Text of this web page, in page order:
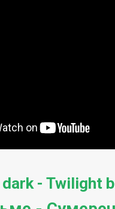
dark - Twilight